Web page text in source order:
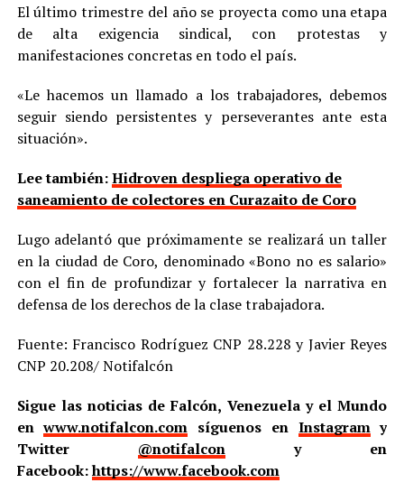
El último trimestre del año se proyecta como una etapa
de alta exigencia sindical, con protestas y
manifestaciones concretas en todo el país.
«Le hacemos un llamado a los trabajadores, debemos
seguir siendo persistentes y perseverantes ante esta
situación».
Lee también:Hidroven despliega operativo de
saneamiento de colectores en Curazaito de Coro
Lugo adelantó que próximamente se realizará un taller
en la ciudad de Coro, denominado «Bono no es salario»
con el fin de profundizar y fortalecer la narrativa en
defensa de los derechos de la clase trabajadora.
Fuente: Francisco Rodríguez CNP 28.228 y Javier Reyes
CNP 20.208/ Notifalcón
Sigue las noticias de Falcón, Venezuela y el Mundo
enwww.notifalcon.com síguenos en Instagramy
Twitter @notifalcony en
Facebook:https://www.facebook.com